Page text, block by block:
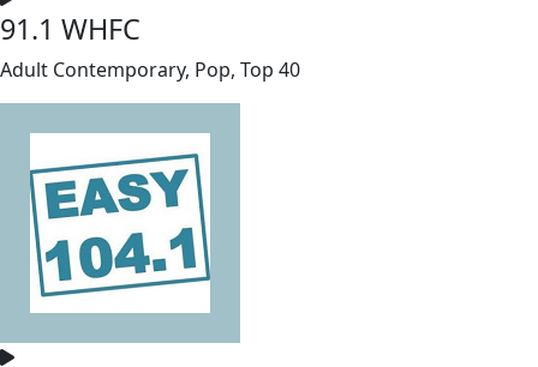
91.1 WHFC
Adult Contemporary, Pop, Top 40